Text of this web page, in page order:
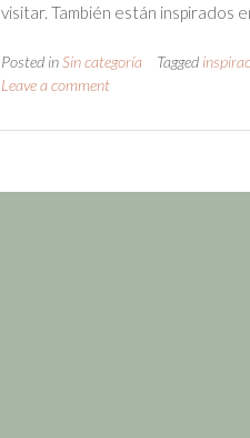
visitar. También están inspirados
Posted inSin categoría Tagged
Leave a comment